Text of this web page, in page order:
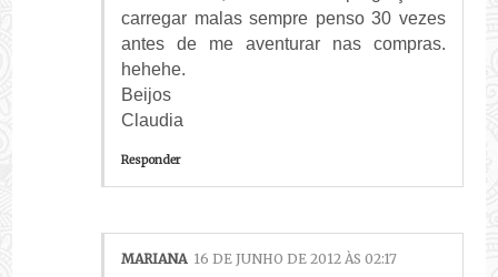
carregar malas sempre penso 30 vezes
antes de me aventurar nas compras.
hehehe.
Beijos
Claudia
Responder
MARIANA 16 DE JUNHO DE 2012 ÀS 02:17